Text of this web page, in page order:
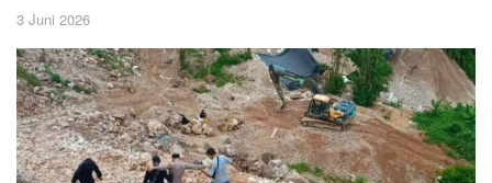
3 Juni 2026